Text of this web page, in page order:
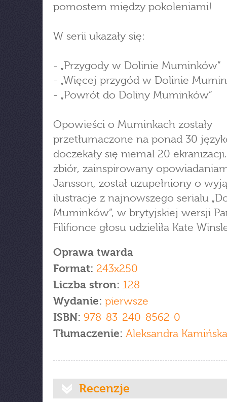
pomostem między pokoleniami!
W serii ukazały się:
- „Przygody w Dolinie Muminków”
- „Więcej przygód w Dolinie
- „Powrót do Doliny Muminków”
Opowieści o Muminkach zostały
przetłumaczone na ponad 30
doczekały się niemal 20
zbiór, zainspirowany
Jansson, został uzupełniony o
ilustracje z najnowszego serialu
Muminków”, w brytyjskiej wersji
Filifionce głosu udzieliła Kate
Oprawa twarda
Format: 243x250
Liczba stron: 128
Wydanie: pierwsze
ISBN: 978-83-240-8562-0
Tłumaczenie: Aleksandra Kamińska
Recenzje